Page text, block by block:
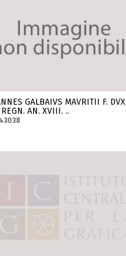
GALBAIVS MAVRITII F. DVX
AN. XVIII. ..